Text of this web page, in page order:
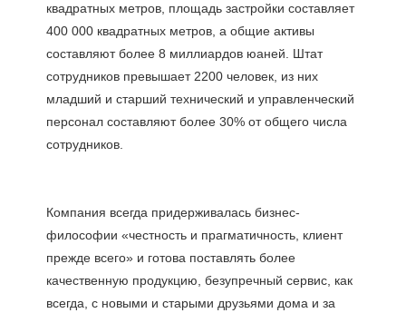
квадратных метров, площадь застройки составляет
400 000 квадратных метров, а общие активы
составляют более 8 миллиардов юаней. Штат
сотрудников превышает 2200 человек, из них
младший и старший технический и управленческий
персонал составляют более 30% от общего числа
Компания всегда придерживалась бизнес-
философии «честность и прагматичность, клиент
прежде всего» и готова поставлять более
качественную продукцию, безупречный сервис, как
всегда, с новыми и старыми друзьями дома и за